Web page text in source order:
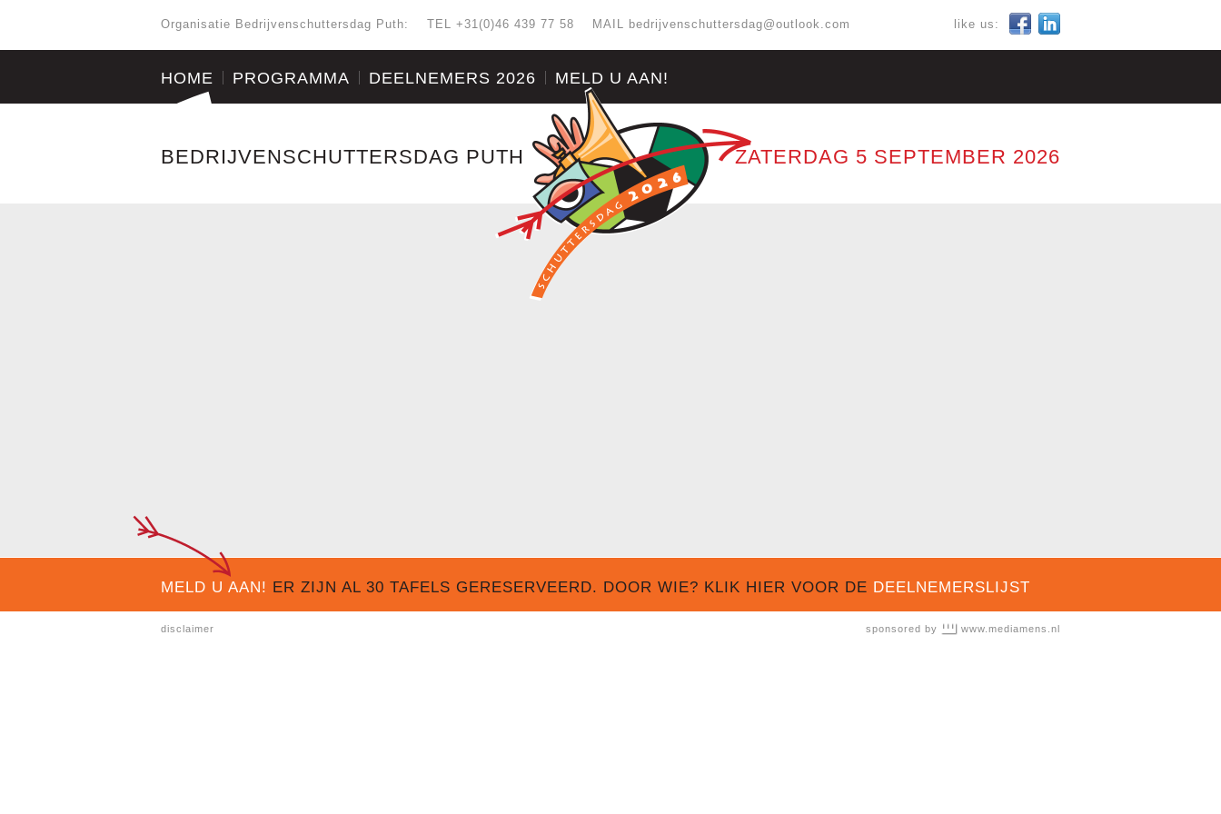
Organisatie Bedrijvenschuttersdag Puth: TEL +31(0)46 439 77 58 MAIL bedrijvenschuttersdag@outlook.com like us:
HOME PROGRAMMA DEELNEMERS 2026 MELD U AAN!
BEDRIJVENSCHUTTERSDAG PUTH ZATERDAG 5 SEPTEMBER 2026
MELD U AAN! ER ZIJN AL 30 TAFELS GERESERVEERD. DOOR WIE? KLIK HIER VOOR DE DEELNEMERSLIJST
sponsored by www.mediamens.nl
disclaimer